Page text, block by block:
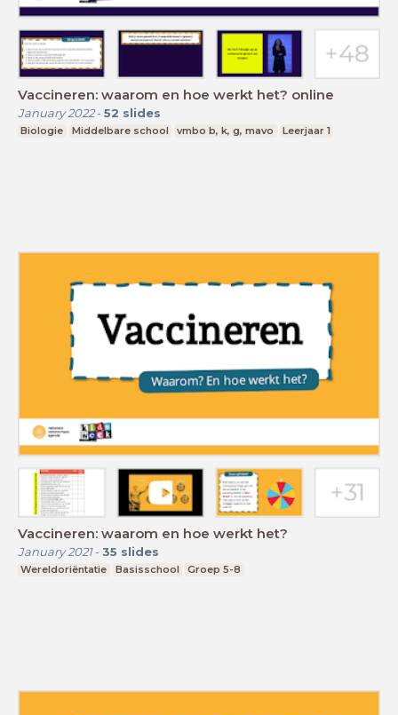
Vaccineren: waarom en hoe werkt het? online
January 2022- 52 slides
Biologie Middelbare school vmbo b, k, g, mavo Leerjaar 1
Vaccineren: waarom en hoe werkt het?
January 2021- 35 slides
Wereldoriëntatie Basisschool Groep 5-8